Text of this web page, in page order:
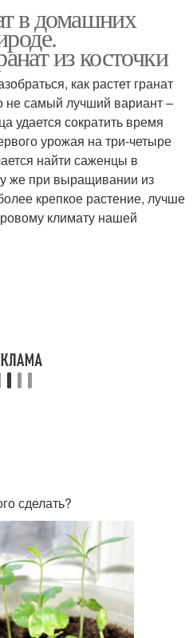
Грунт для граната
в домашних
из косточки
как растет гранат
не самый лучший вариант –
удается сократить время
урожая на три-четыре
найти саженцы в
же при выращивании из
крепкое растение, лучше
климату нашей
сделать?